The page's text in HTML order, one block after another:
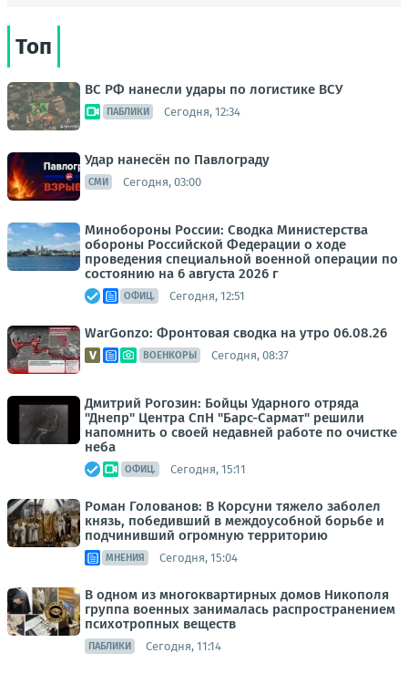
Топ
ВС РФ нанесли удары по логистике ВСУ
ПАБЛИКИ Сегодня, 12:34
Удар нанесён по Павлограду
СМИ Сегодня, 03:00
Минобороны России: Сводка Министерства
обороны Российской Федерации о ходе
проведения специальной военной операции по
состоянию на 6 августа 2026 г
ОФИЦ. Сегодня, 12:51
WarGonzo: Фронтовая сводка на утро 06.08.26
ВОЕНКОРЫ Сегодня, 08:37
Дмитрий Рогозин: Бойцы Ударного отряда
"Днепр" Центра СпН "Барс-Сармат" решили
напомнить о своей недавней работе по очистке
неба
ОФИЦ. Сегодня, 15:11
Роман Голованов: В Корсуни тяжело заболел
князь, победивший в междоусобной борьбе и
подчинивший огромную территорию
МНЕНИЯ Сегодня, 15:04
В одном из многоквартирных домов Никополя
группа военных занималась распространением
психотропных веществ
ПАБЛИКИ Сегодня, 11:14